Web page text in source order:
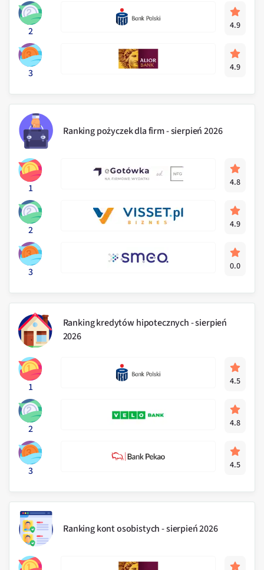
2 4.9
3 4.9
Ranking pożyczek dla firm - sierpień 2026
1 4.8
2 4.9
3 0.0
Ranking kredytów hipotecznych - sierpień
2026
1 4.5
2 4.8
3 4.5
Ranking kont osobistych - sierpień 2026